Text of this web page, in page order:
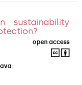
sustainability
open access
;